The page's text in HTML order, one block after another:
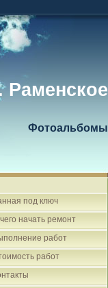
Раменское
Фотоальбомы
под ключ
начать ремонт
работ
работ